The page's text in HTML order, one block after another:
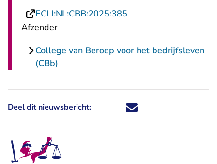
ECLI:NL:CBB:2025:385
Afzender
College van Beroep voor het bedrijfsleven
(CBb)
Deel dit nieuwsbericht: Deel dit nieuwsbericht via X -
Deel dit nieuwsbericht via
Deel dit nieuwsbericht
Deel dit